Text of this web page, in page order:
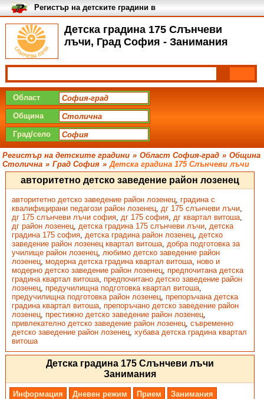
Детска градина 175 Слънчеви
лъчи, Град София - Занимания
Регистър на детските градини в
България
Област
Община
Град/село
Регистър на детските градини » Област София-град » Община
Столична » Град София » Детска градина 175 Слънчеви лъчи
авторитетно детско заведение район лозенец
авторитетно детско заведение район лозенец, градина с
квалифицирани педагози район лозенец, дг 175 слънчеви лъчи,
дг 175 слънчеви лъчи софия, дг 175 софия, дг квартал витоша,
дг район лозенец, детска градина 175 слънчеви лъчи, детска
градина 175 софия, детска градина район лозенец, детско
заведение район лозенец квартал витоша, добра подготовка за
училище район лозенец, любимо детско заведение район
лозенец, модерна детска градина квартал витоша, ново и
модерно детско заведение район лозенец, предпочитана детска
градина квартал витоша, предпочитано детско заведение район
лозенец, предучилищна подготовка квартал витоша,
предучилищна подготовка район лозенец, препоръчана детска
градина квартал витоша, препоръчано детско заведение район
лозенец, престижно детско заведение район лозенец,
привлекателно детско заведение район лозенец, съвременно
детско заведение район лозенец, хубава детска градина квартал
витоша
Детска градина 175 Слънчеви лъчи
Занимания
Информация Дневен режим Прием
Занимания